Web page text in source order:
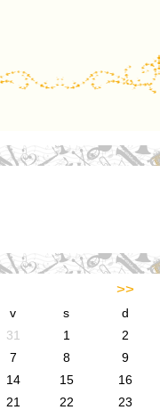
>>
v s
d
31 1
2
7 8
9
14 15
16
21 22
23